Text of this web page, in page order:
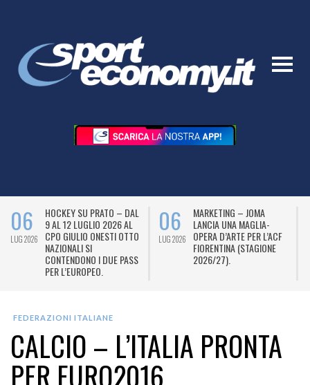
06
LUG 2026
HOCKEY SU PRATO – DAL
9 AL 12 LUGLIO 2026 AL
CPO GIULIO ONESTI OTTO
NAZIONALI SI
CONTENDONO I DUE PASS
PER L’EUROPEO.
06
LUG 2026
MARKETING – JOMA
LANCIA UNA MAGLIA-
OPERA D’ARTE PER L’ACF
FIORENTINA (STAGIONE
2026/27).
FEDERAZIONI ITALIANE
CALCIO – L’ITALIA PRONTA
PER EURO2016